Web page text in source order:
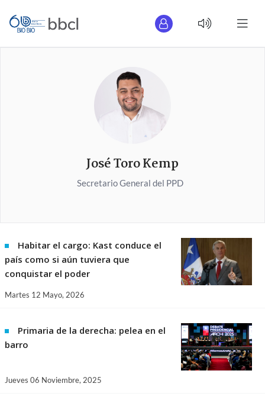
José Toro Kemp
Secretario General del PPD
Habitar el cargo: Kast conduce el
país como si aún tuviera que
conquistar el poder
Martes 12 Mayo, 2026
Primaria de la derecha: pelea en el
barro
Jueves 06 Noviembre, 2025